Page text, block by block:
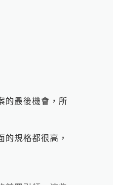
的最後機會，所
規格都很高，